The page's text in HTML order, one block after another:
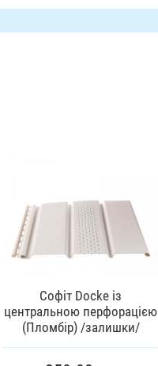
Софіт Docke із
центральною перфорацією
(Пломбір) /залишки/